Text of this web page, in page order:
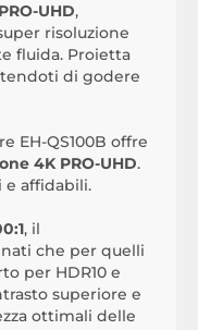
UHD,
risoluzione
fluida. Proietta
di godere
EH-QS100B offre
4K PRO-UHD.
e affidabili.
, il
che per quelli
per HDR10 e
superiore e
ottimali delle